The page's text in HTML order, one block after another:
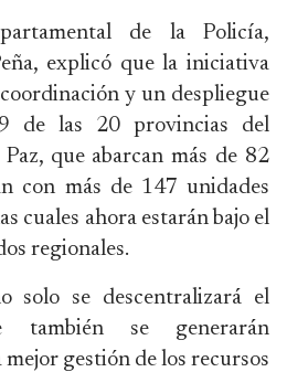
de la Policía,
explicó que la iniciativa
y un despliegue
de las 20 provincias del
que abarcan más de 82
con más de 147 unidades
cuales ahora estarán bajo el
regionales.
solo se descentralizará el
también se generarán
gestión de los recursos